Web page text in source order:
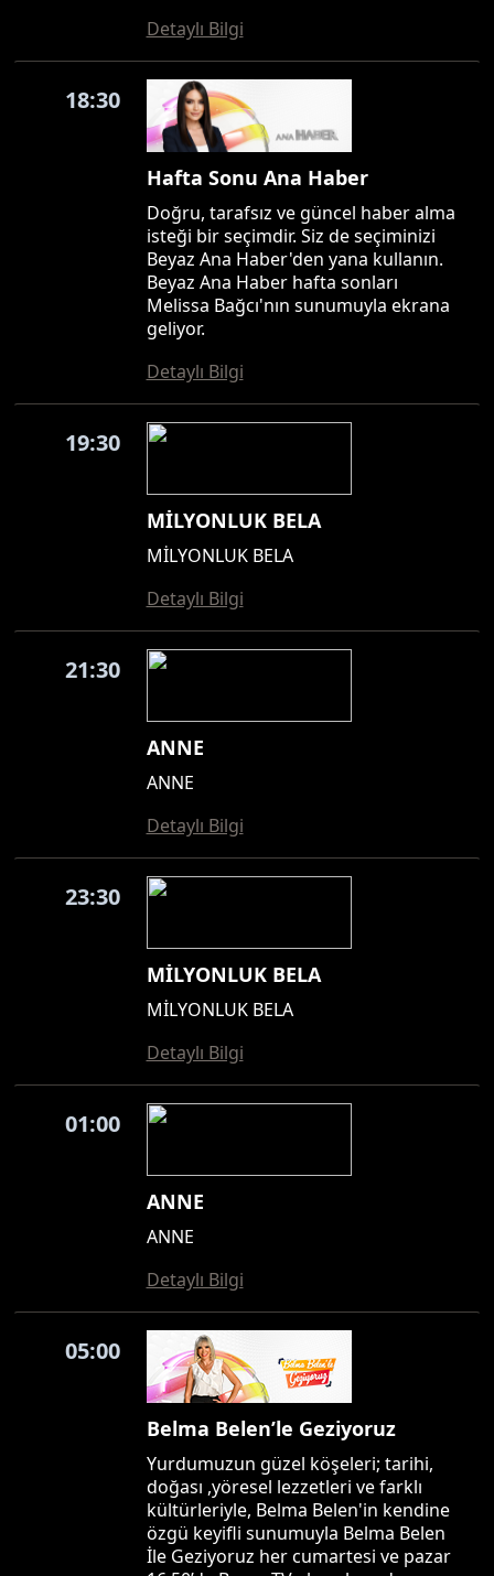
Detaylı Bilgi
18:30
Hafta Sonu Ana Haber
Doğru, tarafsız ve güncel haber alma
isteği bir seçimdir. Siz de seçiminizi
Beyaz Ana Haber'den yana kullanın.
Beyaz Ana Haber hafta sonları
Melissa Bağcı'nın sunumuyla ekrana
geliyor.
Detaylı Bilgi
19:30
MİLYONLUK BELA
MİLYONLUK BELA
Detaylı Bilgi
21:30
ANNE
ANNE
Detaylı Bilgi
23:30
MİLYONLUK BELA
MİLYONLUK BELA
Detaylı Bilgi
01:00
ANNE
ANNE
Detaylı Bilgi
05:00
Belma Belen’le Geziyoruz
Yurdumuzun güzel köşeleri; tarihi,
doğası ,yöresel lezzetleri ve farklı
kültürleriyle, Belma Belen'in kendine
özgü keyifli sunumuyla Belma Belen
İle Geziyoruz her cumartesi ve pazar